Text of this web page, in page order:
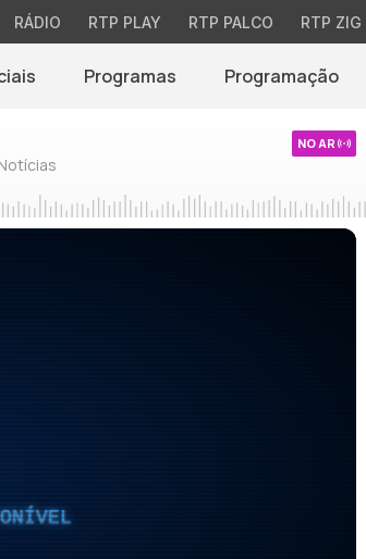
RÁDIO RTP PLAY RTP PALCO RTP ZIG
Programas Programação
NO AR